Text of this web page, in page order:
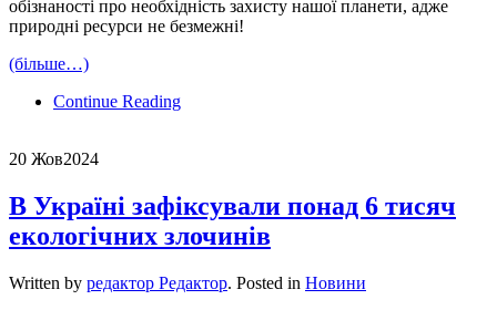
обізнаності про необхідність захисту нашої планети, адже
природні ресурси не безмежні!
(більше…)
Continue Reading
20 Жов2024
В Україні зафіксували понад 6 тисяч
екологічних злочинів
Written by редактор Редактор. Posted in Новини